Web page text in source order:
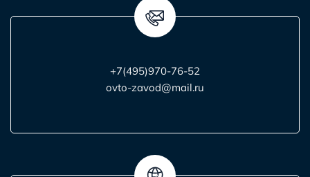
+7(495)970-76-52
ovto-zavod@mail.ru